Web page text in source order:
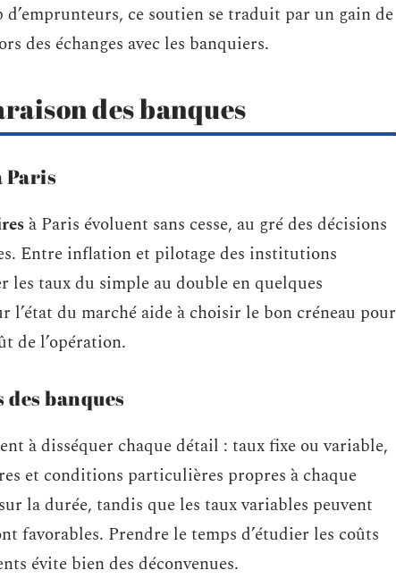
ce soutien se traduit par un gain de
des échanges avec les banquiers.
des banques
Paris
à Paris évoluent sans cesse, au gré des décisions
Entre inflation et pilotage des institutions
les taux du simple au double en quelques
du marché aide à choisir le bon créneau pour
de l’opération.
banques
à disséquer chaque détail : taux fixe ou variable,
et conditions particulières propres à chaque
la durée, tandis que les taux variables peuvent
favorables. Prendre le temps d’étudier les coûts
évite bien des déconvenues.